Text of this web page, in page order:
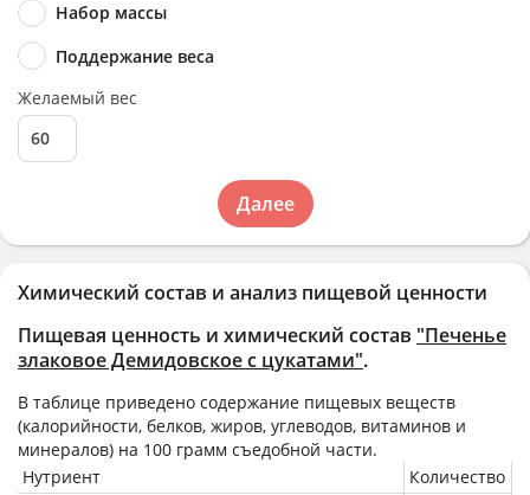
Химический состав и анализ пищевой ценности
Пищевая ценность и химический состав "Печенье
злаковое Демидовское с цукатами".
В таблице приведено содержание пищевых веществ
(калорийности, белков, жиров, углеводов, витаминов и
минералов) на 100 грамм съедобной части.
Нутриент
Количество
Набор массы
Поддержание веса
Желаемый вес
Далее